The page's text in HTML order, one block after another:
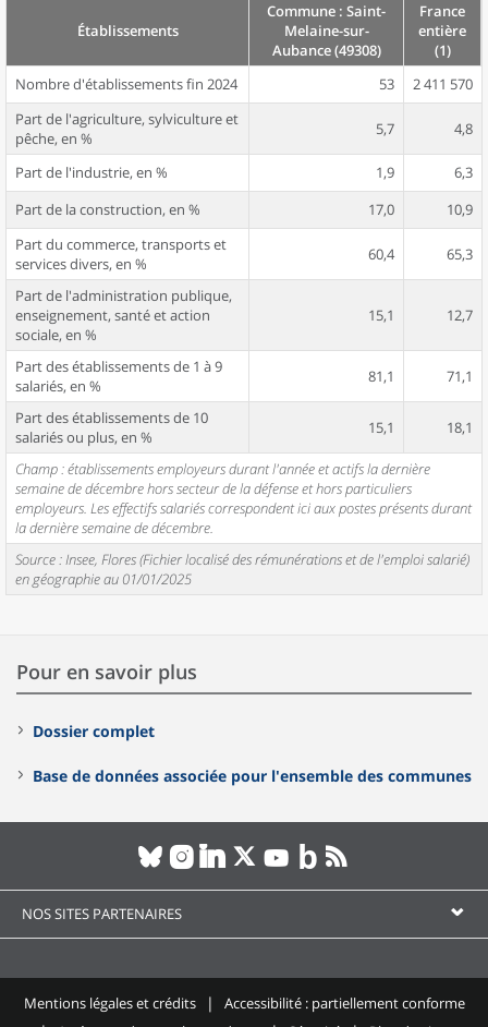
Établissements
Commune : Saint-
Melaine-sur-
Aubance (49308)
France
entière
(1)
Nombre d'établissements fin 2024
53
2 411 570
Part de l'agriculture, sylviculture et
pêche, en %
5,7 4,8
Part de l'industrie, en % 1,9
6,3
Part de la construction, en %
17,0
10,9
Part du commerce, transports et
services divers, en %
60,4 65,3
Part de l'administration publique,
enseignement, santé et action
sociale, en %
15,1 12,7
Part des établissements de 1 à 9
salariés, en %
81,1 71,1
Part des établissements de 10
salariés ou plus, en %
15,1 18,1
Champ : établissements employeurs durant l'année et actifs la dernière
semaine de décembre hors secteur de la défense et hors particuliers
employeurs. Les effectifs salariés correspondent ici aux postes présents durant
la dernière semaine de décembre.
Source : Insee, Flores (Fichier localisé des rémunérations et de l'emploi salarié)
en géographie au 01/01/2025
Pour en savoir plus
Dossier complet
Base de données associée pour l'ensemble des communes
NOS SITES PARTENAIRES
Mentions légales et crédits
Accessibilité : partiellement conforme